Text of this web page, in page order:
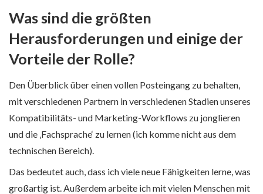
Was sind die größten
Herausforderungen und einige der
Vorteile der Rolle?
Den Überblick über einen vollen Posteingang zu behalten,
mit verschiedenen Partnern in verschiedenen Stadien unseres
Kompatibilitäts- und Marketing-Workflows zu jonglieren
und die ‚Fachsprache‘ zu lernen (ich komme nicht aus dem
technischen Bereich).
Das bedeutet auch, dass ich viele neue Fähigkeiten lerne, was
großartig ist. Außerdem arbeite ich mit vielen Menschen mit